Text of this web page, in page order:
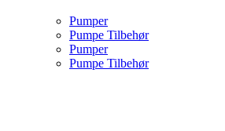
Pumper
Pumpe Tilbehør
Pumper
Pumpe Tilbehør